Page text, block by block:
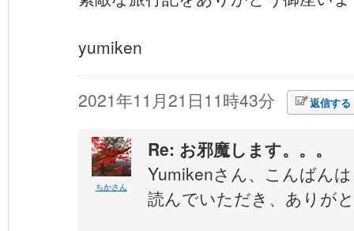
yumiken
2021年11月21日11時43分 返信する
ちかさん
Re: お邪魔します。。。
Yumikenさん、こんばんは
読んでいただき、ありが